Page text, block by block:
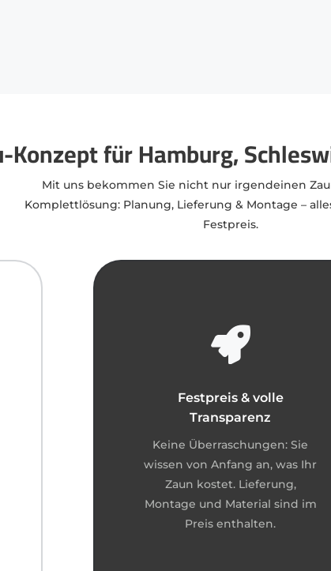
Konzept für Hamburg,
Mit uns bekommen Sie nicht nur irgendeinen
Komplettlösung: Planung, Lieferung & Montage –
Festpreis.

Festpreis & volle
Transparenz
Keine Überraschungen: Sie
wissen von Anfang an, was Ihr
Zaun kostet. Lieferung,
Montage und Material sind im
Preis enthalten.